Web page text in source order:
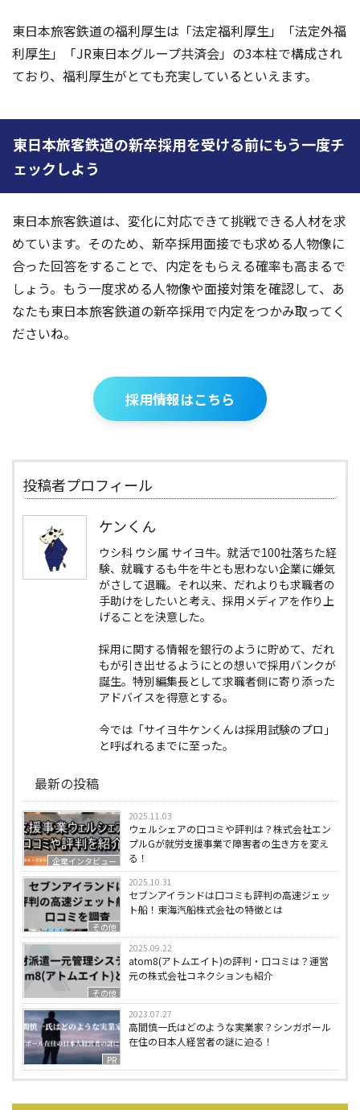
東日本旅客鉄道の福利厚生は「法定福利厚生」「法定外福
利厚生」「JR東日本グループ共済会」の3本柱で構成され
ており、福利厚生がとても充実しているといえます。
東日本旅客鉄道の新卒採用を受ける前にもう一度チ
ェックしよう
東日本旅客鉄道は、変化に対応できて挑戦できる人材を求
めています。そのため、新卒採用面接でも求める人物像に
合った回答をすることで、内定をもらえる確率も高まるで
しょう。もう一度求める人物像や面接対策を確認して、あ
なたも東日本旅客鉄道の新卒採用で内定をつかみ取ってく
ださいね。
採用情報はこちら
投稿者プロフィール
ケンくん
ウシ科 ウシ属 サイヨ牛。就活で100社落ちた経
験、就職するも牛を牛とも思わない企業に嫌気
がさして退職。それ以来、だれよりも求職者の
手助けをしたいと考え、採用メディアを作り上
げることを決意した。
採用に関する情報を銀行のように貯めて、だれ
もが引き出せるようにとの想いで採用バンクが
誕生。特別編集長として求職者側に寄り添った
アドバイスを得意とする。
今では「サイヨ牛ケンくんは採用試験のプロ」
と呼ばれるまでに至った。
最新の投稿
企業インタビュー
2025.11.03
ウェルシェアの口コミや評判は？株式会社エン
プルGが就労支援事業で障害者の生き方を変え
る！
その他
2025.10.31
セブンアイランドは口コミも評判の高速ジェッ
ト船！東海汽船株式会社の特徴とは
その他
2025.09.22
atom8(アトムエイト)の評判・口コミは？運営
元の株式会社コネクションも紹介
PR
2023.07.27
高間慎一氏はどのような実業家？シンガポール
在住の日本人経営者の謎に迫る！